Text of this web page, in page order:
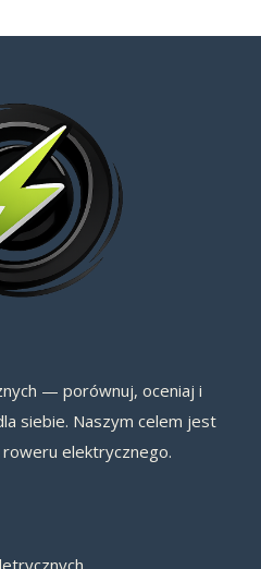
— porównuj, oceniaj i
siebie. Naszym celem jest
roweru elektrycznego.